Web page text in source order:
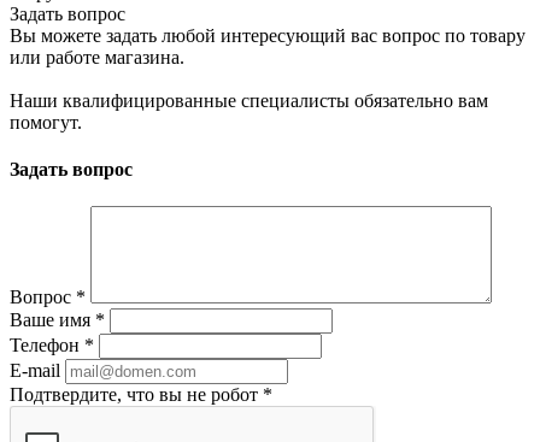
Задать вопрос
Вы можете задать любой интересующий вас вопрос по товару
или работе магазина.
Наши квалифицированные специалисты обязательно вам
помогут.
Задать вопрос
Вопрос *
Ваше имя *
Телефон *
E-mail
Подтвердите, что вы не робот *